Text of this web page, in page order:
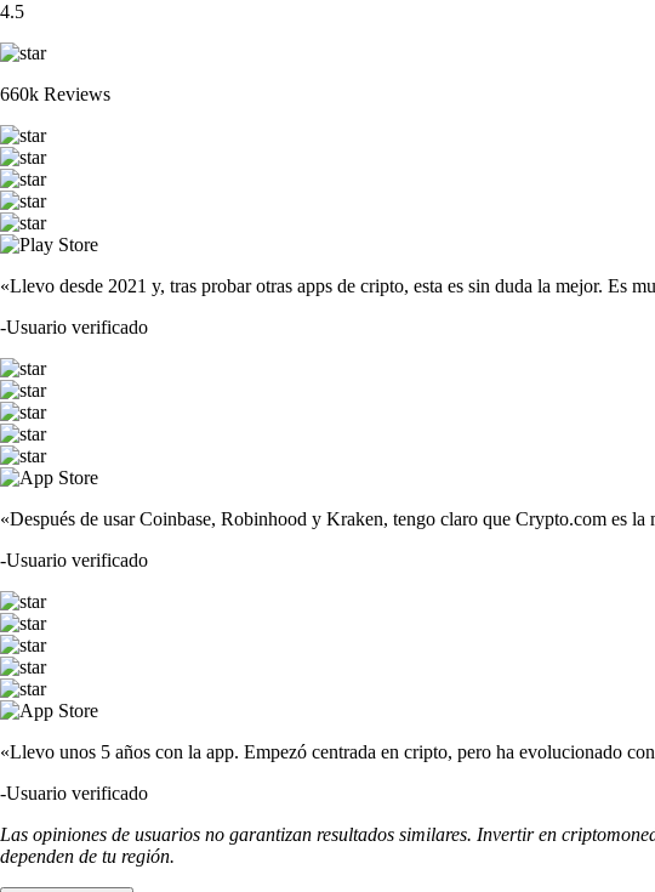
4.5
660k Reviews
«Llevo desde 2021 y, tras probar otras apps de cripto, esta es sin duda la mejor. Es
-Usuario verificado
«Después de usar Coinbase, Robinhood y Kraken, tengo claro que Crypto.com es
-Usuario verificado
«Llevo unos 5 años con la app. Empezó centrada en cripto, pero ha evolucionado
-Usuario verificado
Las opiniones de usuarios no garantizan resultados similares. Invertir en
dependen de tu región.